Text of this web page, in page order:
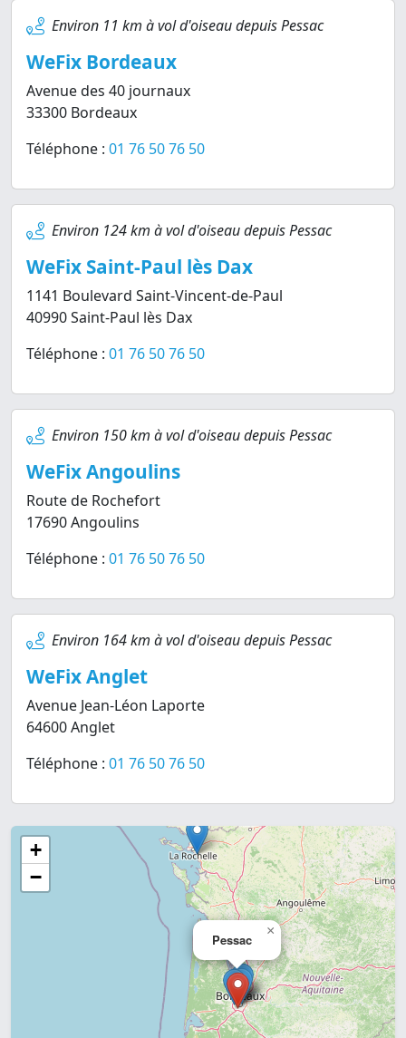
Environ 11 km à vol d'oiseau depuis Pessac
WeFix Bordeaux
Avenue des 40 journaux
33300 Bordeaux
Téléphone : 01 76 50 76 50
Environ 124 km à vol d'oiseau depuis Pessac
WeFix Saint-Paul lès Dax
1141 Boulevard Saint-Vincent-de-Paul
40990 Saint-Paul lès Dax
Téléphone : 01 76 50 76 50
Environ 150 km à vol d'oiseau depuis Pessac
WeFix Angoulins
Route de Rochefort
17690 Angoulins
Téléphone : 01 76 50 76 50
Environ 164 km à vol d'oiseau depuis Pessac
WeFix Anglet
Avenue Jean-Léon Laporte
64600 Anglet
Téléphone : 01 76 50 76 50
Pessac
×
+
−